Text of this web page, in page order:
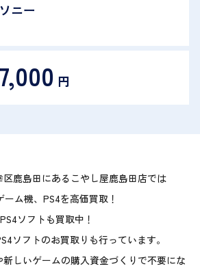
ソニー
7,000 円
鹿島田にあるこやし屋鹿島田店では
ーム機、PS4を高価買取！
PS4ソフトも買取中！
ソフトのお買取りも行っています。
しいゲームの購入資金づくりで不要にな